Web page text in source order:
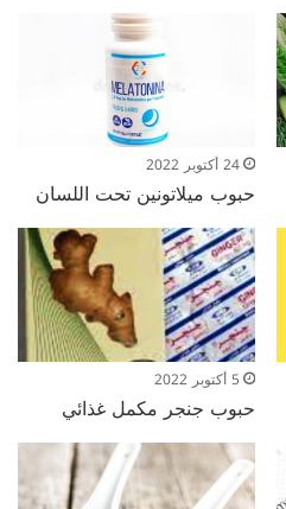
24 أكتوبر 2022
حبوب ميلاتونين تحت اللسان
5 أكتوبر 2022
حبوب جنجر مكمل غذائي